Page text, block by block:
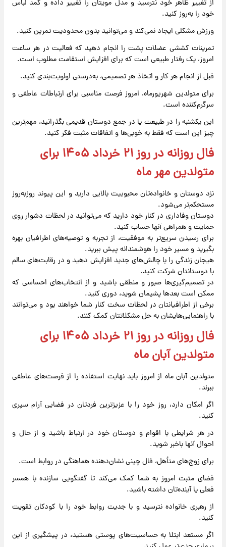
از تغییر ظاهر خود نترسید و مدل مویتان را تغییر داده و کمد لباس
خود را به‌روز کنید.
ورزش مشکلی ایجاد نمی‌کند و می‌توانید بدون محدودیت تمرین کنید.
تمرینات کششی عضلات پشت را انجام دهید که فعالیت در هر ساعت
امروز، یک رفتار طبیعی است که برای افزایش استقامت مطلوب است.
قبل از انجام هر کار و اتخاذ هر تصمیمی، به‌درستی اولویت‌بندی کنید.
برای متولدین شهریورماه، امروز فرصت مناسبی برای ارتباطات عاطفی و
سرگرم‌کننده است.
این یکشنبه را در طبیعت یا در جمع دوستان قدیمی بگذرانید، مهم‌ترین
چیز این است که فقط به خوبی‌ها و اتفاقات مثبت فکر کنید.
فال روزانه در روز ۲۱ خرداد ۱۴۰۵ برای
متولدین مهر ماه
نزد دوستان و خانواده‌تان محبوبیت بالایی دارید و این پیوند روزبه‌روز
مستحکم‌تر می‌شود.
دوستان وفاداری در کنار خود دارید که می‌توانید در لحظات دشوار روی
حمایت و همراهی آنها حساب کنید.
برای رسیدن سریع‌تر به موفقیت، از تجربه و توصیه‌های اطرافیان بهره
بگیرید و مسیر خود را هوشمندانه پیش ببرید.
هیجان زندگی را با چالش‌های جدید افزایش دهید و در رقابت‌های سالم
با دوستانتان شرکت کنید.
در تصمیم‌گیری‌ها صبور و منطقی باشید و از انتخاب‌های احساسی که
ممکن است بعدها پشیمان شوید، دوری کنید.
برخی از اطرافیانتان در لحظات سخت کنار شما خواهند بود و می‌توانند
با راهنمایی‌هایشان به حل مشکلاتتان کمک کنند.
فال روزانه در روز ۲۱ خرداد ۱۴۰۵ برای
متولدین آبان ماه
متولدین آبان ماه از امروز باید نهایت استفاده را از فرصت‌های عاطفی
ببرند.
اگر امکان دارد، روز خود را با عزیزترین فردتان در فضایی آرام سپری
کنید.
در هر شرایطی با اقوام و دوستان خود در ارتباط باشید و از حال و
احوال آنها باخبر شوید.
برای زوج‌های متأهل، فال چینی نشان‌دهنده هماهنگی در روابط است.
فضای مثبت امروز به شما کمک می‌کند تا گفتگویی سازنده با همسر
فعلی یا آینده‌تان داشته باشید.
از رهبری خانواده نترسید و با جدیت روابط خود را با کودکان تقویت
کنید.
اگر مستعد ابتلا به حساسیت‌های پوستی هستید، در پیشگیری از این